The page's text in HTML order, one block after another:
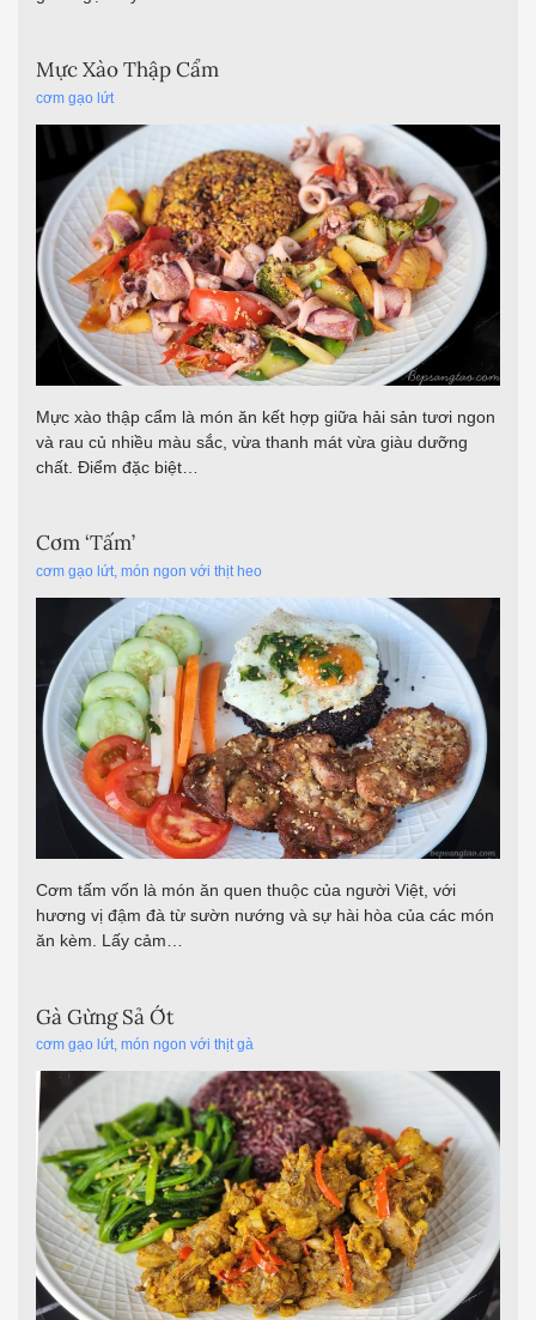
Mực xào thập cẩm là món ăn kết hợp giữa hải sản tươi ngon
và rau củ nhiều màu sắc, vừa thanh mát vừa giàu dưỡng
chất. Điểm đặc biệt…
Cơm ‘Tấm’
cơm gạo lứt,món ngon với thịt heo
Cơm tấm vốn là món ăn quen thuộc của người Việt, với
hương vị đậm đà từ sườn nướng và sự hài hòa của các món
ăn kèm. Lấy cảm…
Gà Gừng Sả Ớt
cơm gạo lứt,món ngon với thịt gà
Món gà gừng sả ớt là một biến tấu sáng tạo giữa gà kho
gừng truyền thống và gà xào sả ớt đậm hương miền Trung.
Thay vì nấu ngập…